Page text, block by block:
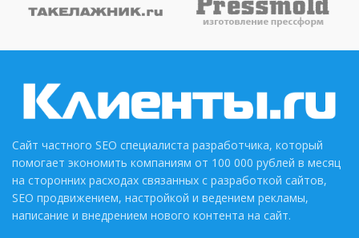
Сайт частного SEO специалиста разработчика, который
помогает экономить компаниям от 100 000 рублей в месяц
на сторонних расходах связанных с разработкой сайтов,
SEO продвижением, настройкой и ведением рекламы,
написание и внедрением нового контента на сайт.